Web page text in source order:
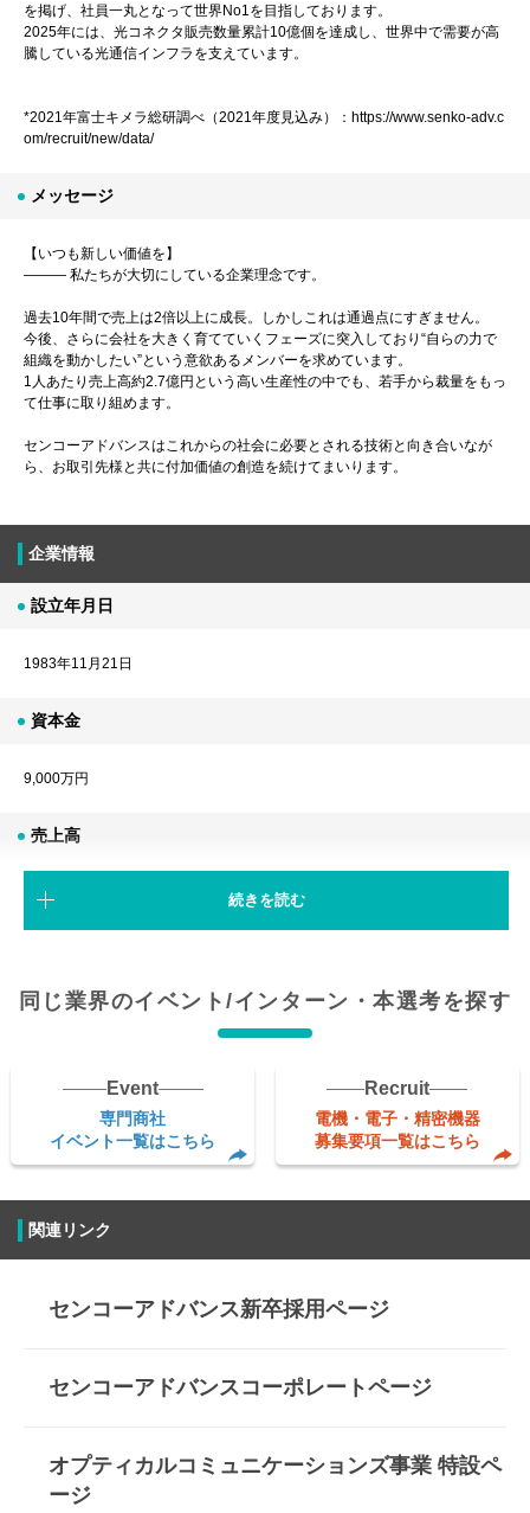
を掲げ、社員一丸となって世界No1を目指しております。
2025年には、光コネクタ販売数量累計10億個を達成し、世界中で需要が高
騰している光通信インフラを支えています。
*2021年富士キメラ総研調べ（2021年度見込み）：https://www.senko-adv.c
om/recruit/new/data/
メッセージ
【いつも新しい価値を】
――― 私たちが大切にしている企業理念です。
過去10年間で売上は2倍以上に成長。しかしこれは通過点にすぎません。
今後、さらに会社を大きく育てていくフェーズに突入しており“自らの力で
組織を動かしたい”という意欲あるメンバーを求めています。
1人あたり売上高約2.7億円という高い生産性の中でも、若手から裁量をもっ
て仕事に取り組めます。
センコーアドバンスはこれからの社会に必要とされる技術と向き合いなが
ら、お取引先様と共に付加価値の創造を続けてまいります。
企業情報
設立年月日
1983年11月21日
資本金
9,000万円
売上高
2024年3月期実績 588億円（国内単体：海外法人を単純合算すると約1,26
国内140名、海外400名、計540名
所在地
【オートモーティブ＆インダストリアル事業 ： 自動車部品関連事業】
ェーンを支えています。主力として扱っている商材は、いずれも電気自動車
や自動運転車など、「車」の形が変わっていく中でも必要不可欠な部材であ
り、またメーカーのパートナーとして、新規製品や技術の提案や開発にも深
続きを読む
同じ業界のイベント/インターン・本選考を探す
Event
専門商社
イベント一覧はこちら
Recruit
電機・電子・精密機器
募集要項一覧はこちら
関連リンク
センコーアドバンス新卒採用ページ
センコーアドバンスコーポレートページ
オプティカルコミュニケーションズ事業 特設ペ
ージ